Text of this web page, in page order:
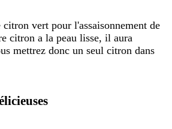
vert pour l'assaisonnement de
citron a la peau lisse, il aura
mettrez donc un seul citron dans